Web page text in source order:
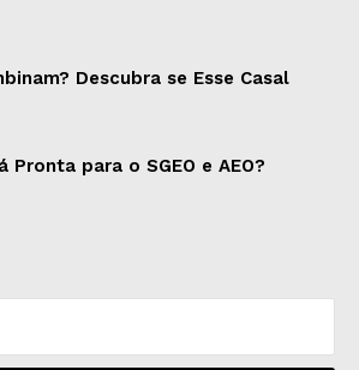
Descubra se Esse Casal
Pronta para o SGEO e AEO?